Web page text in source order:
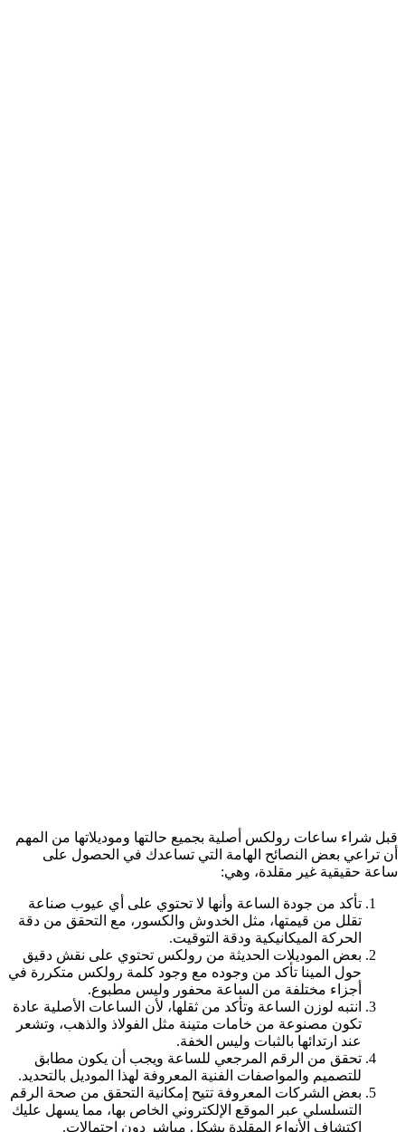
قبل شراء ساعات رولكس أصلية بجميع حالتها وموديلاتها من المهم
أن تراعي بعض النصائح الهامة التي تساعدك في الحصول على
ساعة حقيقية غير مقلدة، وهي:
تأكد من جودة الساعة وأنها لا تحتوي على أي عيوب صناعة
تقلل من قيمتها، مثل الخدوش والكسور، مع التحقق من دقة
الحركة الميكانيكية ودقة التوقيت.
بعض الموديلات الحديثة من رولكس تحتوي على نقش دقيق
حول المينا تأكد من وجوده مع وجود كلمة رولكس متكررة في
أجزاء مختلفة من الساعة محفور وليس مطبوع.
انتبه لوزن الساعة وتأكد من ثقلها، لأن الساعات الأصلية عادة
تكون مصنوعة من خامات متينة مثل الفولاذ والذهب، وتشعر
عند ارتدائها بالثبات وليس الخفة.
تحقق من الرقم المرجعي للساعة ويجب أن يكون مطابق
للتصميم والمواصفات الفنية المعروفة لهذا الموديل بالتحديد.
بعض الشركات المعروفة تتيح إمكانية التحقق من صحة الرقم
التسلسلي عبر الموقع الإلكتروني الخاص بها، مما يسهل عليك
اكتشاف الأنواع المقلدة بشكل مباشر دون احتمالات.